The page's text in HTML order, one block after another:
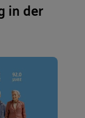
in der